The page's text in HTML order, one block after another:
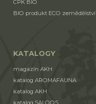
CPK BIO
BIO produkt ECO zemědělství
KATALOGY
magazín AKH
katalog AROMAFAUNA
katalog AKH
katalog SALOOS